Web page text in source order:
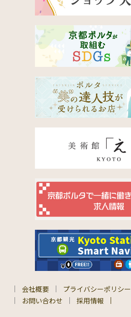
会社概要 プライバシーポリシー
お問い合わせ
採用情報